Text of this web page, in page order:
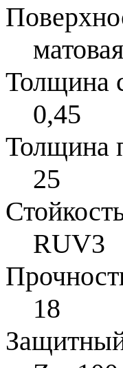
Толщина
0,45
Толщина
25
RUV3
18